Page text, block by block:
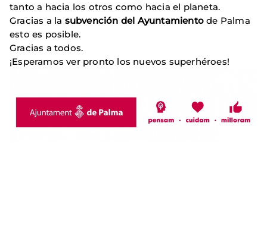
tanto a hacia los otros como hacia el planeta.
Gracias a la subvención del Ayuntamiento de Palma
esto es posible.
Gracias a todos.
¡Esperamos ver pronto los nuevos superhéroes!